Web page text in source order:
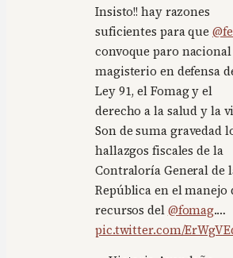
Insisto!! hay razones
suficientes para que
convoque paro
magisterio en defensa
Ley 91, el Fomag y el
derecho a la salud y la
Son de suma gravedad
hallazgos fiscales de la
Contraloría General de
República en el manejo
recursos del @fomag.…
pic.twitter.com/